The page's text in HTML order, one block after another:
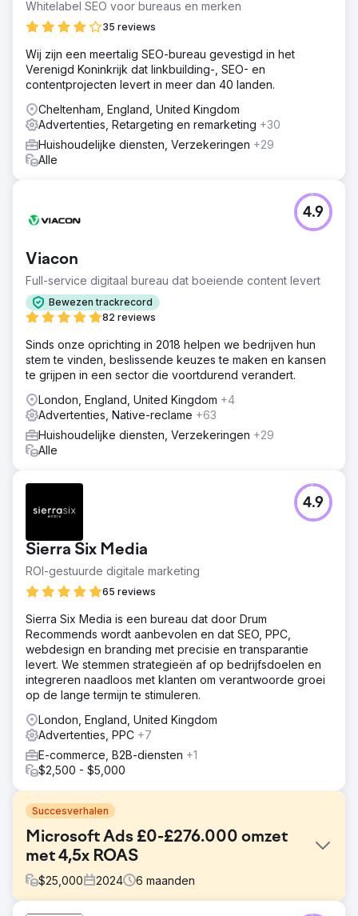
Whitelabel SEO voor bureaus en merken
35 reviews
Wij zijn een meertalig SEO-bureau gevestigd in het
Verenigd Koninkrijk dat linkbuilding-, SEO- en
contentprojecten levert in meer dan 40 landen.
Cheltenham, England, United Kingdom
Advertenties, Retargeting en remarketing +30
Huishoudelijke diensten, Verzekeringen +29
Alle
Viacon
Full-service digitaal bureau dat boeiende content levert
Bewezen trackrecord
82 reviews
4.9
Sinds onze oprichting in 2018 helpen we bedrijven hun
stem te vinden, beslissende keuzes te maken en kansen
te grijpen in een sector die voortdurend verandert.
London, England, United Kingdom +4
Advertenties, Native-reclame +63
Huishoudelijke diensten, Verzekeringen +29
Alle
Sierra Six Media
ROI-gestuurde digitale marketing
65 reviews
4.9
Sierra Six Media is een bureau dat door Drum
Recommends wordt aanbevolen en dat SEO, PPC,
webdesign en branding met precisie en transparantie
levert. We stemmen strategieën af op bedrijfsdoelen en
integreren naadloos met klanten om verantwoorde groei
op de lange termijn te stimuleren.
London, England, United Kingdom
Advertenties, PPC +7
E-commerce, B2B-diensten +1
$2,500 - $5,000
Succesverhalen
Microsoft Ads £0-£276.000 omzet
met 4,5x ROAS
$25,000 2024 6 maanden